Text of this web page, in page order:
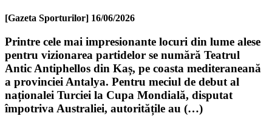
[Gazeta Sporturilor] 16/06/2026
Printre cele mai impresionante locuri din lume alese
pentru vizionarea partidelor se numără Teatrul
Antic Antiphellos din Kaș, pe coasta mediteraneană
a provinciei Antalya. Pentru meciul de debut al
naționalei Turciei la Cupa Mondială, disputat
împotriva Australiei, autoritățile au (…)